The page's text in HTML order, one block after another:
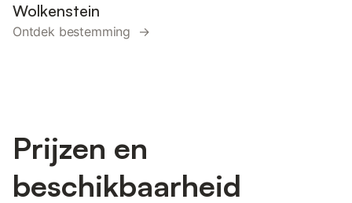
Wolkenstein
Ontdek bestemming →
Prijzen en
beschikbaarheid